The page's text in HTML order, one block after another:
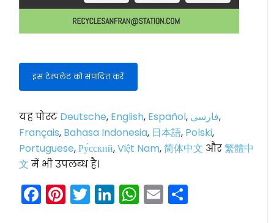
इस टेम्पलेट को संपादित करें
यह पोस्ट Deutsche, English, Español, فارسی,
Français, Bahasa Indonesia, 日本語, Polski,
Portuguese,Ру́сский,Việt Nam,简体中文 और繁體中
文 में भी उपलब्ध है।
Facebook
Pinterest
Twitter
LinkedIn
WhatsApp
Email